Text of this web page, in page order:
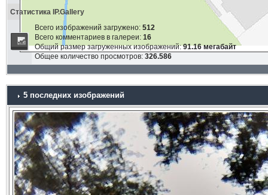
Статистика IP.Gallery
Всего изображений загружено: 512
Всего комментариев в галереи: 16
Общий размер загруженных изображений:91.16 мегабайт
Общее количество просмотров: 326.586
5 последних изображений